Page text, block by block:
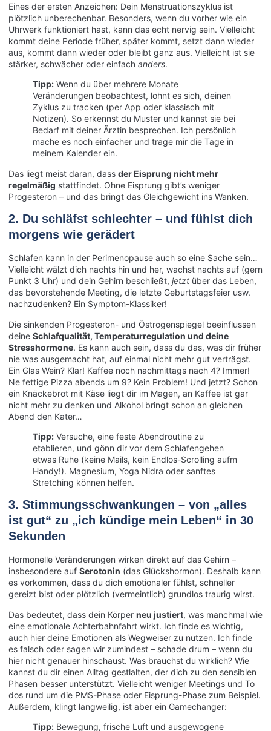
Eines der ersten Anzeichen: Dein Menstruationszyklus ist
plötzlich unberechenbar. Besonders, wenn du vorher wie ein
Uhrwerk funktioniert hast, kann das echt nervig sein. Vielleicht
kommt deine Periode früher, später kommt, setzt dann wieder
aus, kommt dann wieder oder bleibt ganz aus. Vielleicht ist sie
stärker, schwächer oder einfach anders.
Tipp: Wenn du über mehrere Monate
Veränderungen beobachtest, lohnt es sich, deinen
Zyklus zu tracken (per App oder klassisch mit
Notizen). So erkennst du Muster und kannst sie bei
Bedarf mit deiner Ärztin besprechen. Ich persönlich
mache es noch einfacher und trage mir die Tage in
meinem Kalender ein.
Das liegt meist daran, dass der Eisprung nicht mehr
regelmäßig stattfindet. Ohne Eisprung gibt’s weniger
Progesteron – und das bringt das Gleichgewicht ins Wanken.
2. Du schläfst schlechter – und fühlst dich
morgens wie gerädert
Schlafen kann in der Perimenopause auch so eine Sache sein…
Vielleicht wälzt dich nachts hin und her, wachst nachts auf (gern
Punkt 3 Uhr) und dein Gehirn beschließt, jetzt über das Leben,
das bevorstehende Meeting, die letzte Geburtstagsfeier usw.
nachzudenken? Ein Symptom-Klassiker!
Die sinkenden Progesteron- und Östrogenspiegel beeinflussen
deine Schlafqualität, Temperaturregulation und deine
Stresshormone. Es kann auch sein, dass du das, was dir früher
nie was ausgemacht hat, auf einmal nicht mehr gut verträgst.
Ein Glas Wein? Klar! Kaffee noch nachmittags nach 4? Immer!
Ne fettige Pizza abends um 9? Kein Problem! Und jetzt? Schon
ein Knäckebrot mit Käse liegt dir im Magen, an Kaffee ist gar
nicht mehr zu denken und Alkohol bringt schon an gleichen
Abend den Kater…
Tipp: Versuche, eine feste Abendroutine zu
etablieren, und gönn dir vor dem Schlafengehen
etwas Ruhe (keine Mails, kein Endlos-Scrolling aufm
Handy!). Magnesium, Yoga Nidra oder sanftes
Stretching können helfen.
3. Stimmungsschwankungen – von „alles
ist gut“ zu „ich kündige mein Leben“ in 30
Sekunden
Hormonelle Veränderungen wirken direkt auf das Gehirn –
insbesondere auf Serotonin (das Glückshormon). Deshalb kann
es vorkommen, dass du dich emotionaler fühlst, schneller
gereizt bist oder plötzlich (vermeintlich) grundlos traurig wirst.
Das bedeutet, dass dein Körper neu justiert, was manchmal wie
eine emotionale Achterbahnfahrt wirkt. Ich finde es wichtig,
auch hier deine Emotionen als Wegweiser zu nutzen. Ich finde
es falsch oder sagen wir zumindest – schade drum – wenn du
hier nicht genauer hinschaust. Was brauchst du wirklich? Wie
kannst du dir einen Alltag gestlalten, der dich zu den sensiblen
Phasen besser unterstützt. Vielleicht weniger Meetings und To
dos rund um die PMS-Phase oder Eisprung-Phase zum Beispiel.
Außerdem, klingt langweilig, ist aber ein Gamechanger:
Tipp: Bewegung, frische Luft und ausgewogene